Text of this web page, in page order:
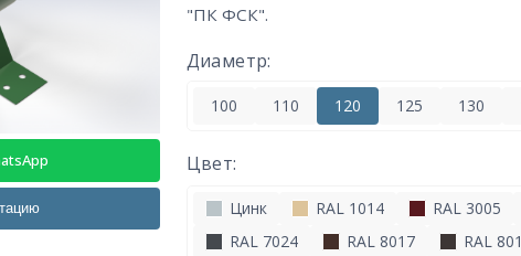
"ПК ФСК".
Диаметр:
100 110 120 125 130
Цвет:
Цинк RAL 1014 RAL 3005
RAL 7024
RAL 8017 RAL